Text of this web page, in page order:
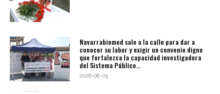
Navarrabiomed sale a la calle para dar a
conocer su labor y exigir un convenio digno
que fortalezca la capacidad investigadora
del Sistema Público...
2026-08-05